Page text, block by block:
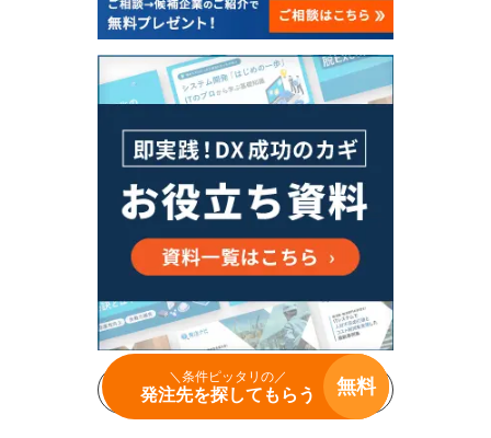
案件を受けたい開発会社はこちら
＼条件ピッタリの／
発注先を探してもらう 無料